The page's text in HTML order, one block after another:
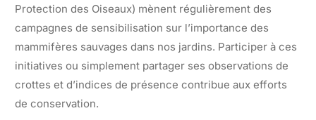
Protection des Oiseaux) mènent régulièrement des
campagnes de sensibilisation sur l’importance des
mammifères sauvages dans nos jardins. Participer à ces
initiatives ou simplement partager ses observations de
crottes et d’indices de présence contribue aux efforts
de conservation.